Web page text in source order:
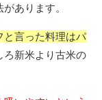
あります。
と言った料理はパ
ろ新米より古米の